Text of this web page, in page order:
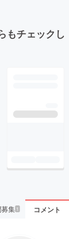
もチェックし
集 1 コメント